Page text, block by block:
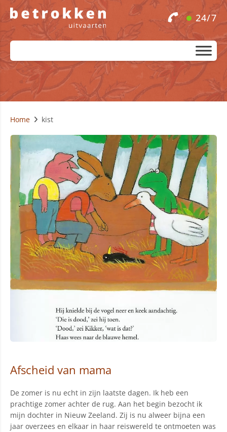
24/7
Home kist
Afscheid van mama
De zomer is nu echt in zijn laatste dagen. Ik heb een
prachtige zomer achter de rug. Aan het begin bezocht ik
mijn dochter in Nieuw Zeeland. Zij is nu alweer bijna een
jaar overzees en elkaar in haar reiswereld te ontmoeten was